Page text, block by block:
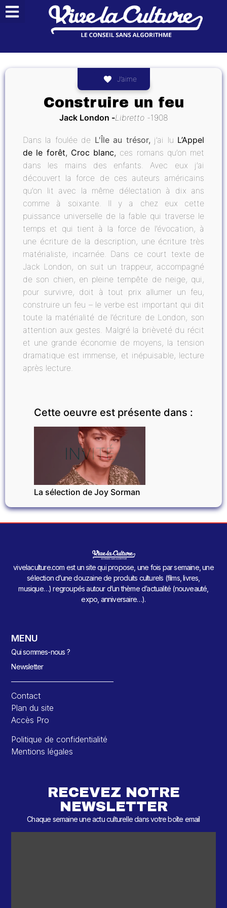
J’aime
Construire un feu
Jack London Libretto 1908
Dans la foulée de L'Île au trésor, j’ai lu L’Appel
de le forêt, Croc blanc, ces romans qu’on met
dans les mains des enfants. Avec eux j’ai
découvert la force de ces auteurs américains
qu’on lit avec la même délectation à dix ans
comme à soixante. Il y a chez eux cette
puissance universelle de la fable qui traverse le
temps et qui tient à la force de l’évocation, à
une écriture de la description, une écriture très
matérialiste, incarnée. Dans ce court texte de
Jack London, on suit un trappeur, accompagné
de son chien, en pleine tempête de neige, qui,
pour survivre, doit à tout prix allumer un feu,
construire un feu – le verbe est important qui dit
toute la matérialité de l’écriture de London, son
attention aux gestes. Malgré la brièveté du récit
et une grande économie de moyens, la tension
dramatique est immense, et inépuisable, lecture
après lecture.
Cette oeuvre est présente dans :
INVITÉ
La sélection de Joy Sorman
vivelaculture.com est un site qui propose, une fois par semaine, une
sélection d’une douzaine de produits culturels (films, livres,
musique…) regroupés autour d’un thème d’actualité (nouveauté,
expo, anniversaire…).
MENU
Qui sommes-nous ?
Newsletter
Contact
Plan du site
Accès Pro
Politique de confidentialité
Mentions légales
RECEVEZ NOTRE
NEWSLETTER
Chaque semaine une actu culturelle dans votre boîte email